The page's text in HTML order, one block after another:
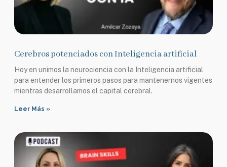
Cerebros potenciados con Inteligencia artificial
Hoy en unimos la neurociencia con la Inteligencia artificial
para entender los primeros pasos para mantenernos vigentes
mientras desarrollamos el capital cerebral.
Leer Más »